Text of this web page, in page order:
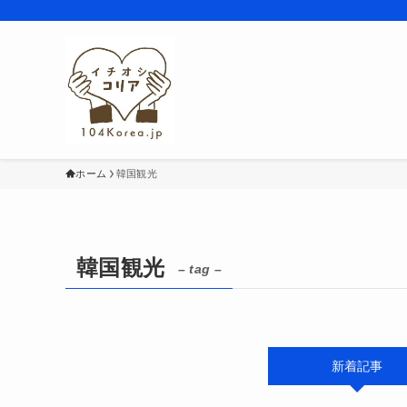
ホーム 韓国観光
韓国観光 – tag –
新着記事